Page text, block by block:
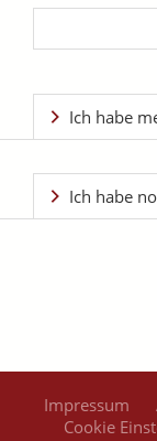
Ich habe
Ich habe
Impressum
Cookie